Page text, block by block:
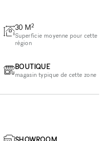
30 M2
Superficie moyenne pour cette
région
BOUTIQUE
magasin typique de cette zone
SHOWROOM